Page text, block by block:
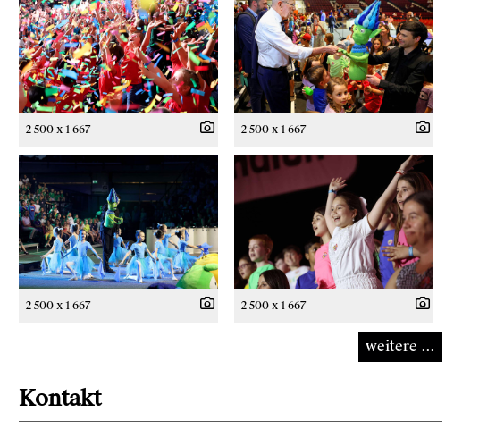
2 500 x 1 667 2 500 x 1 667
2 500 x 1 667 2 500 x 1 667
weitere ...
Kontakt